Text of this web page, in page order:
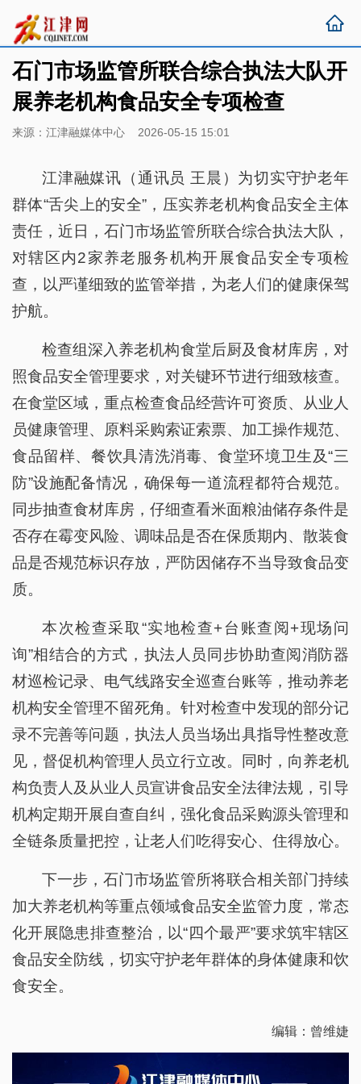
石门市场监管所联合综合执法大队开
展养老机构食品安全专项检查
来源：江津融媒体中心 2026-05-15 15:01
江津融媒讯（通讯员 王晨）为切实守护老年
群体“舌尖上的安全”，压实养老机构食品安全主体
责任，近日，石门市场监管所联合综合执法大队，
对辖区内2家养老服务机构开展食品安全专项检
查，以严谨细致的监管举措，为老人们的健康保驾
护航。
检查组深入养老机构食堂后厨及食材库房，对
照食品安全管理要求，对关键环节进行细致核查。
在食堂区域，重点检查食品经营许可资质、从业人
员健康管理、原料采购索证索票、加工操作规范、
食品留样、餐饮具清洗消毒、食堂环境卫生及“三
防”设施配备情况，确保每一道流程都符合规范。
同步抽查食材库房，仔细查看米面粮油储存条件是
否存在霉变风险、调味品是否在保质期内、散装食
品是否规范标识存放，严防因储存不当导致食品变
质。
本次检查采取“实地检查+台账查阅+现场问
询”相结合的方式，执法人员同步协助查阅消防器
材巡检记录、电气线路安全巡查台账等，推动养老
机构安全管理不留死角。针对检查中发现的部分记
录不完善等问题，执法人员当场出具指导性整改意
见，督促机构管理人员立行立改。同时，向养老机
构负责人及从业人员宣讲食品安全法律法规，引导
机构定期开展自查自纠，强化食品采购源头管理和
全链条质量把控，让老人们吃得安心、住得放心。
下一步，石门市场监管所将联合相关部门持续
加大养老机构等重点领域食品安全监管力度，常态
化开展隐患排查整治，以“四个最严”要求筑牢辖区
食品安全防线，切实守护老年群体的身体健康和饮
食安全。
编辑：曾维婕